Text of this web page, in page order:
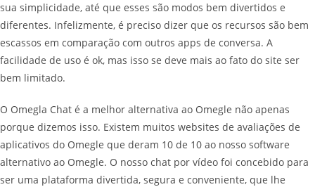
sua simplicidade, até que esses são modos bem divertidos e
diferentes. Infelizmente, é preciso dizer que os recursos são bem
escassos em comparação com outros apps de conversa. A
facilidade de uso é ok, mas isso se deve mais ao fato do site ser
bem limitado.
O Omegla Chat é a melhor alternativa ao Omegle não apenas
porque dizemos isso. Existem muitos websites de avaliações de
aplicativos do Omegle que deram 10 de 10 ao nosso software
alternativo ao Omegle. O nosso chat por vídeo foi concebido para
ser uma plataforma divertida, segura e conveniente, que lhe